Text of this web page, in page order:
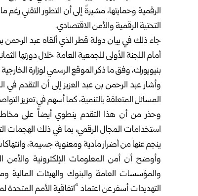
الرقمية وحمايتها، مشيرةً إلى أن التطور التقني
التحتية الرقمية والأمن الاقتصادي.
جاء ذلك في بيان دولة قطر الذي ألقاه عبد الرحمن بن
أمام اللجنة الأولى للجمعية العامة خلال دورتها
بنيويورك، وفق ما ذكر الموقع الرسمي لوزارة
وأشار عبد الرحمن بن عبد العزيز إلى أن التقدم في
المسائل المتعلقة بالتنمية، كما أسهم في تعزيز
وحذر من أن هذا التقدم ينطوي أيضاً على
استخدامات المجال الرقمي، بما في ذلك الهجمات
ينجم عنها من أضرار مادية ومعنوية جسيمة،
وأوضح أن أمن المعلومات الإلكترونية والأمن
والمؤسسات العامة والبنوك والهيئات المالية
التهديدات أسفر عن اعتماد “اتفاقية الأمم المتحدة